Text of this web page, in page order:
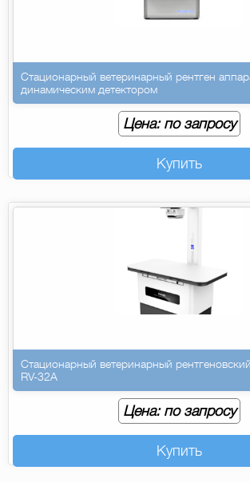
Стационарный ветеринарный рентген
динамическим детектором
Цена: по запросу
Купить
Стационарный ветеринарный
RV-32A
Цена: по запросу
Купить